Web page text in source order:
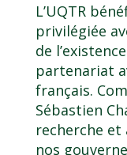
L’UQTR
privilégiée
de
partenariat
français.
Sébastien
recherche et
nos